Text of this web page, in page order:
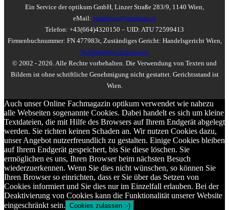
Ein Service der optikum GmbH, Linzer Straße 283/9, 1140 Wien,
eMail: redaktion@optikum.at
Telefon: +43(664)4320150 – UID: ATU 72599413
Firmenbuchnummer: FN 477983t, Zuständiges Gericht: Handelsgericht Wien,
Vollständiges Impressum
© 2002 - 2026. Alle Rechte vorbehalten. Die Verwendung von Texten und
Bildern ist ohne schriftliche Genehmigung nicht gestattet. Gerichtsstand ist
Wien.
Auch unser Online Fachmagazin optikum verwendet wie nahezu
alle Webseiten sogenannte Cookies. Dabei handelt es sich um kleine
Textdateien, die mit Hilfe des Browsers auf Ihrem Endgerät abgelegt
werden. Sie richten keinen Schaden an. Wir nutzen Cookies dazu,
unser Angebot nutzerfreundlich zu gestalten. Einige Cookies bleiben
auf Ihrem Endgerät gespeichert, bis Sie diese löschen. Sie
ermöglichen es uns, Ihren Browser beim nächsten Besuch
wiederzuerkennen. Wenn Sie dies nicht wünschen, so können Sie
Ihren Browser so einrichten, dass er Sie über das Setzen von
Cookies informiert und Sie dies nur im Einzelfall erlauben. Bei der
Deaktivierung von Cookies kann die Funktionalität unserer Website
eingeschränkt sein. Cookies zulassen :-)